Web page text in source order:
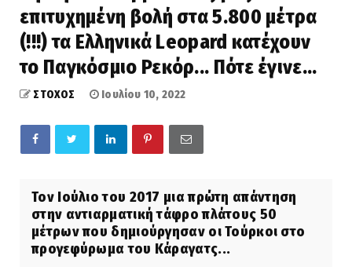
επιτυχημένη βολή στα 5.800 μέτρα
(!!!) τα Ελληνικά Leopard κατέχουν
το Παγκόσμιο Ρεκόρ... Πότε έγινε...
ΣΤΟΧΟΣ Ιουλίου 10, 2022
Τον Ιούλιο του 2017 μια πρώτη απάντηση
στην αντιαρματική τάφρο πλάτους 50
μέτρων που δημιούργησαν οι Τούρκοι στο
προγεφύρωμα του Κάραγατς...